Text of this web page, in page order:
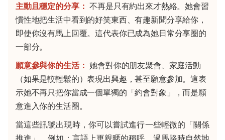
主動且穩定的分享： 不再是只有約出來才熱絡。她會習
慣性地把生活中看到的好笑東西、有趣新聞分享給你，
即使你沒有馬上回覆。這代表你已成為她日常分享圈的
一部分。
願意參與你的生活： 她會對你的朋友聚會、家庭活動
（如果是較輕鬆的）表現出興趣，甚至願意參加。這表
示她不再只把你當成一個單獨的「約會對象」，而是願
意進入你的生活圈。
當這些訊號出現時，你可以嘗試進行一些輕微的「關係
推進」，例如：言語上更親暱的稱呼、過馬路時自然地